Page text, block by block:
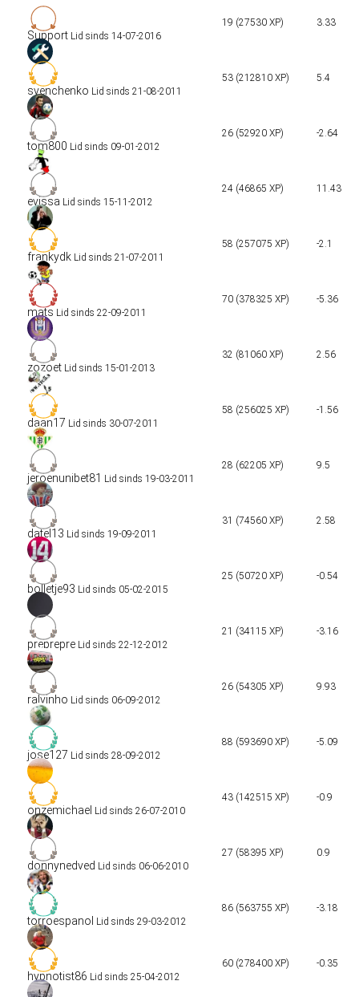
Support Lid sinds 14-07-2016
19 (27530 XP) 3.33
svenchenko Lid sinds 21-08-2011
53 (212810 XP) 5.4
tom800 Lid sinds 09-01-2012
26 (52920 XP) -2.64
evissa Lid sinds 15-11-2012
24 (46865 XP) 11.43
frankydk Lid sinds 21-07-2011
58 (257075 XP) -2.1
mats Lid sinds 22-09-2011
70 (378325 XP) -5.36
zozoet Lid sinds 15-01-2013
32 (81060 XP) 2.56
daan17 Lid sinds 30-07-2011
58 (256025 XP) -1.56
jeroenunibet81 Lid sinds 19-03-2011
28 (62205 XP) 9.5
datel13 Lid sinds 19-09-2011
31 (74560 XP) 2.58
bolletje93 Lid sinds 05-02-2015
25 (50720 XP) -0.54
preprepre Lid sinds 22-12-2012
21 (34115 XP) -3.16
ralvinho Lid sinds 06-09-2012
26 (54305 XP) 9.93
jose127 Lid sinds 28-09-2012
88 (593690 XP) -5.09
onzemichael Lid sinds 26-07-2010
43 (142515 XP) -0.9
donnynedved Lid sinds 06-06-2010
27 (58395 XP) 0.9
torroespanol Lid sinds 29-03-2012
86 (563755 XP) -3.18
hypnotist86 Lid sinds 25-04-2012
60 (278400 XP) -0.35